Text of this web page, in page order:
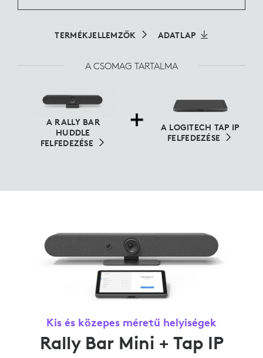
TERMÉKJELLEMZŐK ADATLAP
A CSOMAG TARTALMA
A RALLY BAR
HUDDLE
FELFEDEZÉSE
A LOGITECH TAP IP
FELFEDEZÉSE
Kis és közepes méretű helyiségek
Rally Bar Mini + Tap IP